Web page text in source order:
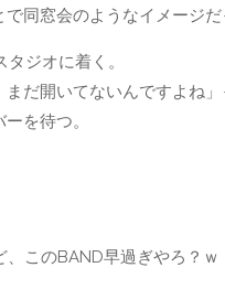
同窓会のようなイメージだ
ジオに着く。
だ開いてないんですよね」
を待つ。
このBAND早過ぎやろ？ｗ